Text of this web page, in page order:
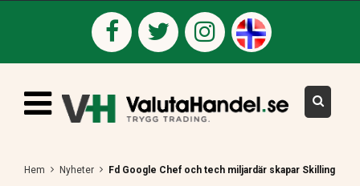
Hem Nyheter Fd Google Chef och tech miljardär skapar Skilling